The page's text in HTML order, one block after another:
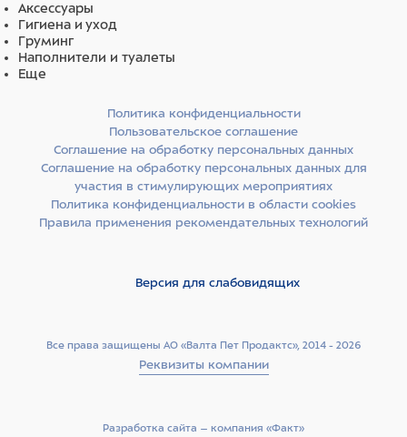
Аксессуары
Гигиена и уход
Груминг
Наполнители и туалеты
Еще
Все права защищены АО «Валта Пет Продактс», 2014 - 2026
Реквизиты компании
Политика конфиденциальности
Пользовательское соглашение
Соглашение на обработку персональных данных
Соглашение на обработку персональных данных для
участия в стимулирующих мероприятиях
Политика конфиденциальности в области cookies
Правила применения рекомендательных технологий
Версия для слабовидящих
Разработка сайта –­ компания «Факт»